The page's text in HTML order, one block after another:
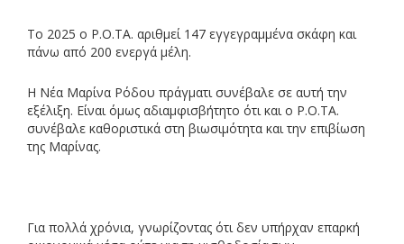
Το 2025 ο Ρ.Ο.ΤΑ. αριθμεί 147 εγγεγραμμένα σκάφη και
πάνω από 200 ενεργά μέλη.
Η Νέα Μαρίνα Ρόδου πράγματι συνέβαλε σε αυτή την
εξέλιξη. Είναι όμως αδιαμφισβήτητο ότι και ο Ρ.Ο.ΤΑ.
συνέβαλε καθοριστικά στη βιωσιμότητα και την επιβίωση
της Μαρίνας.
Για πολλά χρόνια, γνωρίζοντας ότι δεν υπήρχαν επαρκή